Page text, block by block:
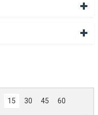
15 30 45 60